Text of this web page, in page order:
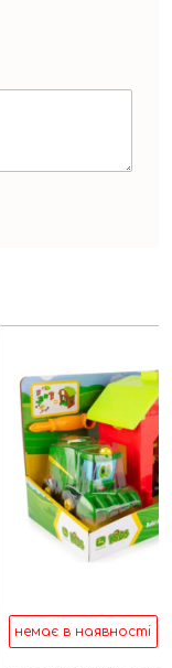
немає в наявності